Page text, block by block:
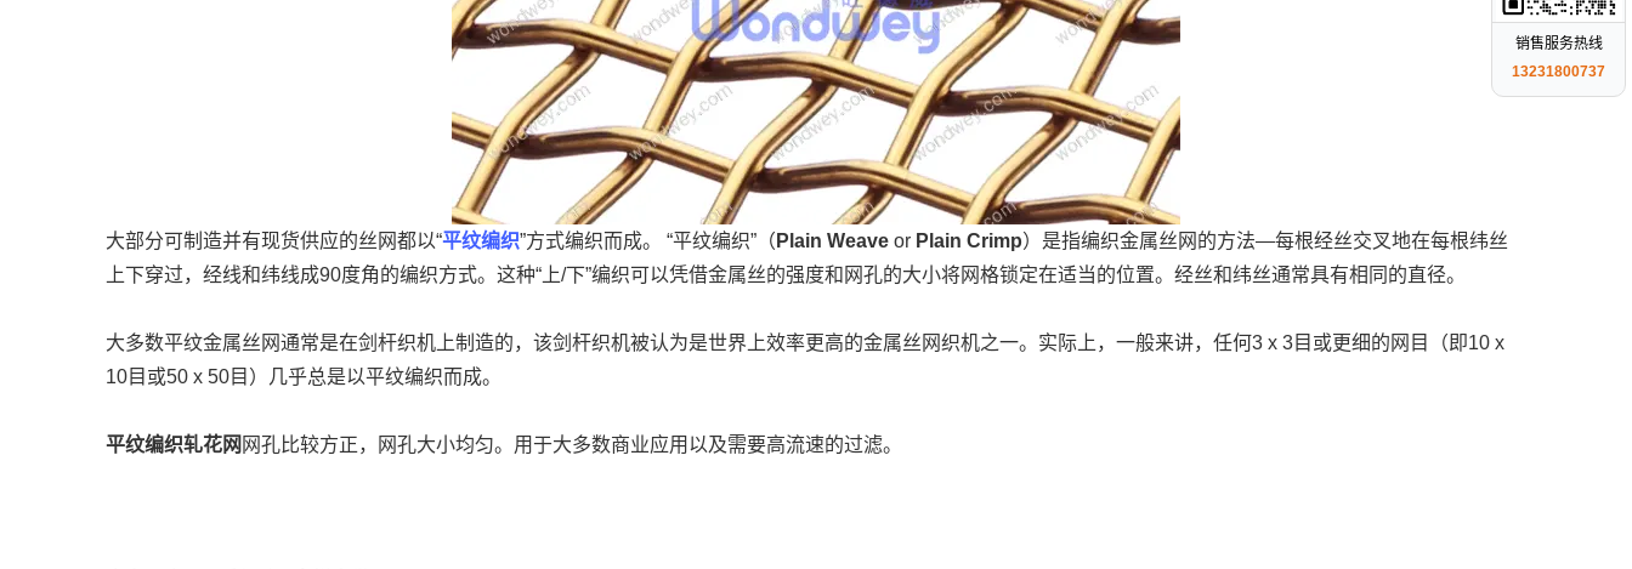
大部分可制造并有现货供应的丝网都以“平纹编织”方式编织而成。 “平纹编织”（ Plain Weave or Plain Crimp）是指编织金属丝网的方法—每根经丝交叉地在每根纬丝
上下穿过，经线和纬线成90度角的编织方式。这种“上/下”编织可以凭借金属丝的强度和网孔的大小将网格锁定在适当的位置。经丝和纬丝通常具有相同的直径。
大多数平纹金属丝网通常是在剑杆织机上制造的，该剑杆织机被认为是世界上效率更高的金属丝网织机之一。实际上，一般来讲，任何3 x 3目或更细的网目（即10 x
10目或50 x 50目）几乎总是以平纹编织而成。
平纹编织轧花网 网孔比较方正，网孔大小均匀。用于大多数商业应用以及需要高流速的过滤。
销售服务热线
13231800737